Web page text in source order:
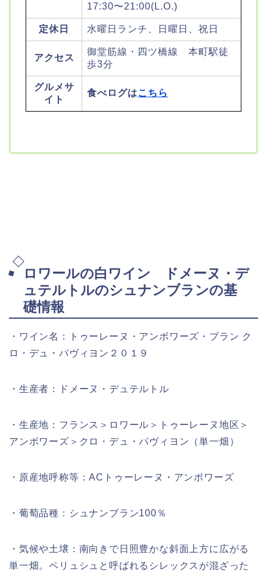
17:30〜21:00(L.O.)
定休日 水曜日ランチ、日曜日、祝日
アクセス
御堂筋線・四ツ橋線 本町駅徒
歩3分
グルメサ
イト
食べログは こちら
ロワールの白ワイン ドメーヌ・デ
ュテルトルのシュナンブランの基
礎情報
・ワイン名：トゥーレーヌ・アンボワーズ・ブラン ク
ロ・デュ・パヴィヨン２０１９
・生産者：ドメーヌ・デュテルトル
・生産地：フランス＞ロワール＞トゥーレーヌ地区＞
アンボワーズ＞クロ・デュ・パヴィヨン（単一畑）
・原産地呼称等：ACトゥーレーヌ・アンボワーズ
・葡萄品種：シュナンブラン100％
・気候や土壌：南向きで日照豊かな斜面上方に広がる
単一畑。ペリュシュと呼ばれるシレックスが混ざった